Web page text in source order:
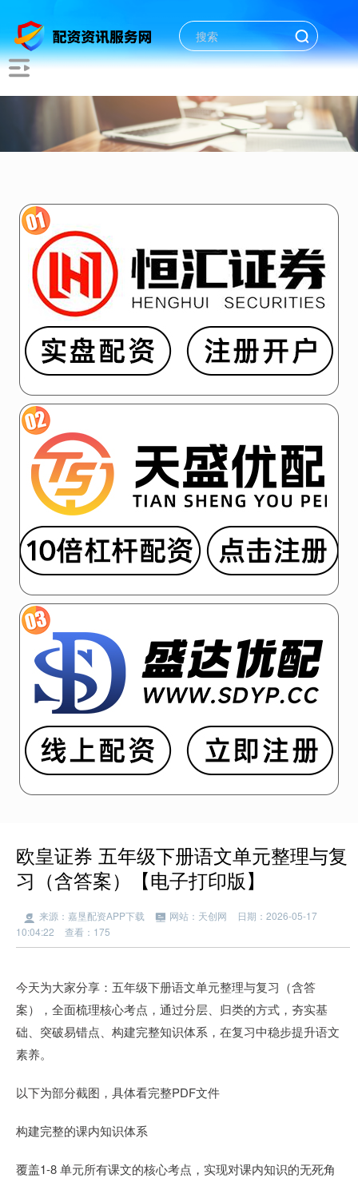
欧皇证券 五年级下册语文单元整理与复
习（含答案）【电子打印版】
来源：嘉垦配资APP下载 网站：天创网
日期：2026-05-17
10:04:22
查看：175
今天为大家分享：五年级下册语文单元整理与复习（含答
案），全面梳理核心考点，通过分层、归类的方式，夯实基
础、突破易错点、构建完整知识体系，在复习中稳步提升语文
素养。
以下为部分截图，具体看完整PDF文件
构建完整的课内知识体系
覆盖1-8 单元所有课文的核心考点，实现对课内知识的无死角